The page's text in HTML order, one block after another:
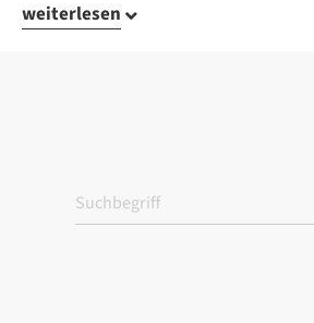
weiterlesen